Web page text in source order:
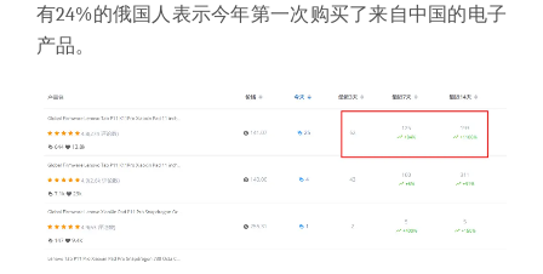
有24%的俄国人表示今年第一次购买了来自中国的电子
产品。